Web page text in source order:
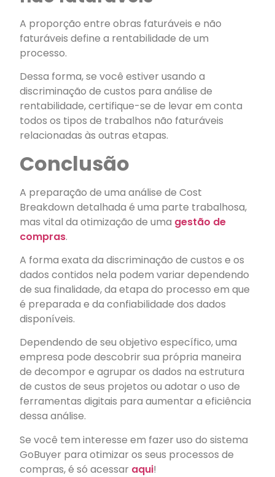
A proporção entre obras faturáveis e não
faturáveis define a rentabilidade de um
processo.
Dessa forma, se você estiver usando a
discriminação de custos para análise de
rentabilidade, certifique-se de levar em conta
todos os tipos de trabalhos não faturáveis
relacionadas às outras etapas.
Conclusão
A preparação de uma análise de Cost
Breakdown detalhada é uma parte trabalhosa,
mas vital da otimização de uma gestão de
compras.
A forma exata da discriminação de custos e os
dados contidos nela podem variar dependendo
de sua finalidade, da etapa do processo em que
é preparada e da confiabilidade dos dados
disponíveis.
Dependendo de seu objetivo específico, uma
empresa pode descobrir sua própria maneira
de decompor e agrupar os dados na estrutura
de custos de seus projetos ou adotar o uso de
ferramentas digitais para aumentar a eficiência
dessa análise.
Se você tem interesse em fazer uso do sistema
GoBuyer para otimizar os seus processos de
compras, é só acessar aqui!